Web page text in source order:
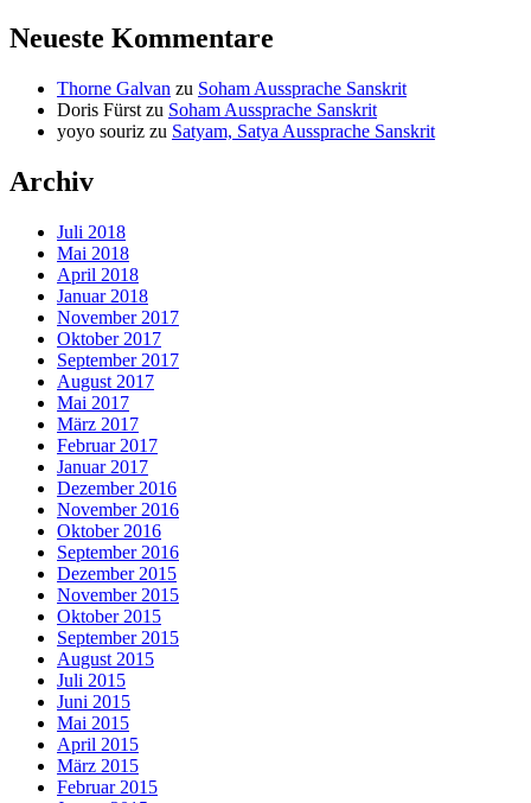
Neueste Kommentare
Thorne Galvan zu Soham Aussprache Sanskrit
Doris Fürst zu Soham Aussprache Sanskrit
yoyo souriz zu Satyam, Satya Aussprache Sanskrit
Archiv
Juli 2018
Mai 2018
April 2018
Januar 2018
November 2017
Oktober 2017
September 2017
August 2017
Mai 2017
März 2017
Februar 2017
Januar 2017
Dezember 2016
November 2016
Oktober 2016
September 2016
Dezember 2015
November 2015
Oktober 2015
September 2015
August 2015
Juli 2015
Juni 2015
Mai 2015
April 2015
März 2015
Februar 2015